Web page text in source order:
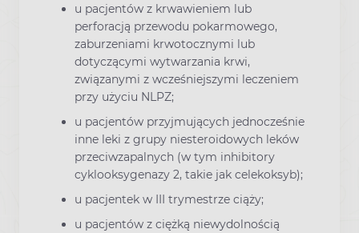
u pacjentów z krwawieniem lub
perforacją przewodu pokarmowego,
zaburzeniami krwotocznymi lub
dotyczącymi wytwarzania krwi,
związanymi z wcześniejszymi leczeniem
przy użyciu NLPZ;
u pacjentów przyjmujących jednocześnie
inne leki z grupy niesteroidowych leków
przeciwzapalnych (w tym inhibitory
cyklooksygenazy 2, takie jak celekoksyb);
u pacjentek w III trymestrze ciąży;
u pacjentów z ciężką niewydolnością